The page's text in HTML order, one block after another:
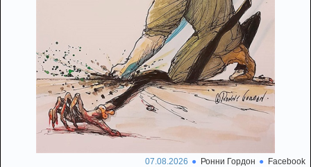
07.08.2026 Ронни Гордон Facebook